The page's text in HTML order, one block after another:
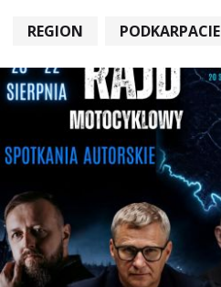
REGION PODKARPACIE